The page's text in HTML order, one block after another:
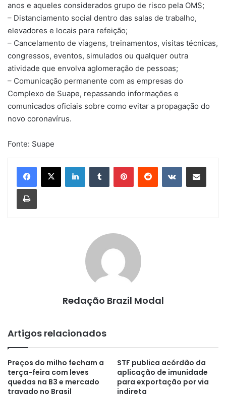
anos e aqueles considerados grupo de risco pela OMS;
– Distanciamento social dentro das salas de trabalho,
elevadores e locais para refeição;
– Cancelamento de viagens, treinamentos, visitas técnicas,
congressos, eventos, simulados ou qualquer outra
atividade que envolva aglomeração de pessoas;
– Comunicação permanente com as empresas do
Complexo de Suape, repassando informações e
comunicados oficiais sobre como evitar a propagação do
novo coronavírus.
Fonte: Suape
LinkedinTumblr PinterestReddit VK Compartilhar via e-mail
Imprimir
Redação Brazil Modal
Artigos relacionados
Preços do milho fecham a
terça-feira com leves
quedas na B3 e mercado
travado no Brasil
STF publica acórdão da
aplicação de imunidade
para exportação por via
indireta